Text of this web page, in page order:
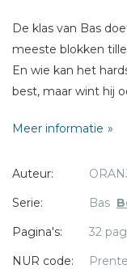
De klas van Bas
meeste blokken
En wie kan het
best, maar wint hij
Meer informatie
Auteur:
Serie:
Bas
Pagina's:
32
NUR code:
Titel *
Bericht *